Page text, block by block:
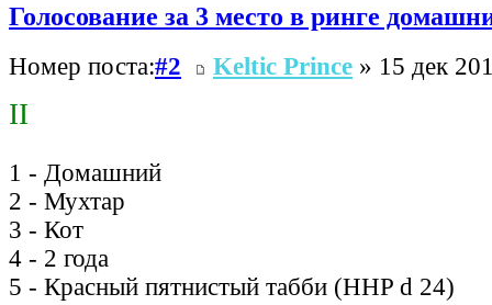
Голосование за 3 место в ринге
Номер поста:#2 Keltic Prince » 15 дек
II
1 - Домашний
2 - Мухтар
3 - Кот
4 - 2 года
5 - Красный пятнистый табби (HHP d 24)